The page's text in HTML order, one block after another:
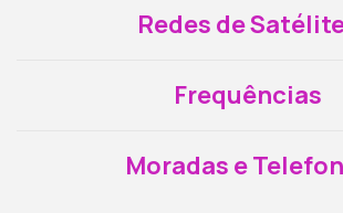
Redes de
Frequências
Moradas e